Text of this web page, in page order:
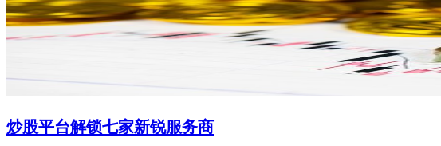
炒股平台解锁七家新锐服务商